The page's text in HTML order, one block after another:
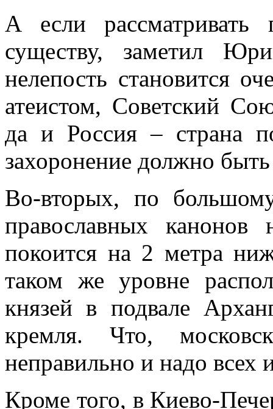
А если рассматривать
существу, заметил
нелепость становится
атеистом, Советский
да и Россия – страна
захоронение должно
Во-вторых, по
православных
покоится на 2 метра
таком же уровне
князей в подвале
кремля. Что,
неправильно и надо всех
Кроме того, в Киево-